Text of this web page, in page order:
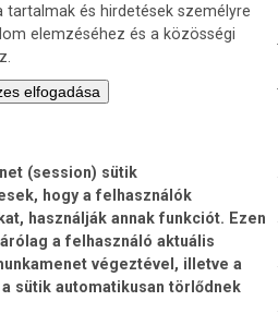
tartalmak és hirdetések személyre
elemzéséhez és a közösségi
elfogadása
(session) sütik
hogy a felhasználók
használják annak funkciót. Ezen
a felhasználó aktuális
végeztével, illetve a
sütik automatikusan törlődnek